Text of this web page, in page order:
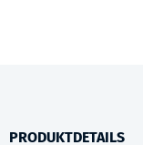
PRODUKTDETAILS